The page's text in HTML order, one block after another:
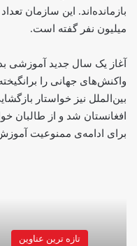
بازمانده‌اند. این سازمان
میلیون نفر گفته است.
آغاز یک سال جدید آموزشی
واکنش‌های جهانی را
بین‌الملل نیز خواستار
افغانستان شد و از طالبان
برای ادامه‌ی ممنوعیت
تازه ترین عناوین